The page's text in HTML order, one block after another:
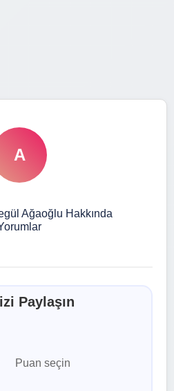
A
Ağaoğlu Hakkında
Paylaşın
Puan seçin